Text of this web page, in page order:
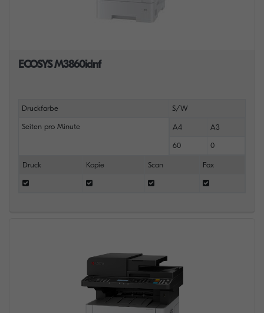
ECOSYS M3860idnf
Druckfarbe S/W
Seiten pro Minute A4 A3
60 0
Druck Kopie Scan Fax